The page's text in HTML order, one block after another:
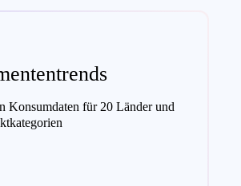
Konsumdaten für 20 Länder und